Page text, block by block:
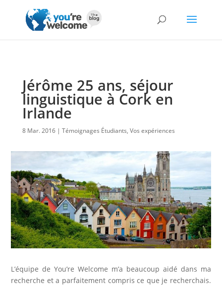
Jérôme 25 ans, séjour
linguistique à Cork en
Irlande
8 Mar. 2016 Témoignages Étudiants, Vos expériences
L’équipe de You’re Welcome m’a beaucoup aidé dans ma
recherche et a parfaitement compris ce que je recherchais.